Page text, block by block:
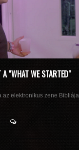
"WHAT WE STARTED"
elektronikus zene Bibliája.
--------